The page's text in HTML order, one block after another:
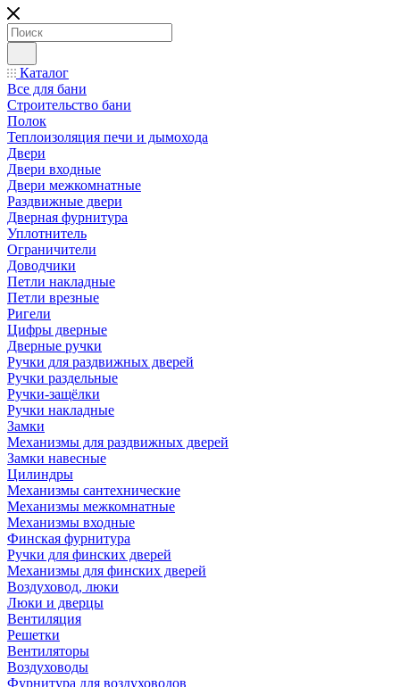
Каталог
Все для бани
Строительство бани
Полок
Теплоизоляция печи и дымохода
Двери
Двери входные
Двери межкомнатные
Раздвижные двери
Дверная фурнитура
Уплотнитель
Ограничители
Доводчики
Петли накладные
Петли врезные
Ригели
Цифры дверные
Дверные ручки
Ручки для раздвижных дверей
Ручки раздельные
Ручки-защёлки
Ручки накладные
Замки
Механизмы для раздвижных дверей
Замки навесные
Цилиндры
Механизмы сантехнические
Механизмы межкомнатные
Механизмы входные
Финская фурнитура
Ручки для финских дверей
Механизмы для финских дверей
Воздуховод, люки
Люки и дверцы
Вентиляция
Решетки
Вентиляторы
Воздуховоды
Фурнитура для воздуховодов